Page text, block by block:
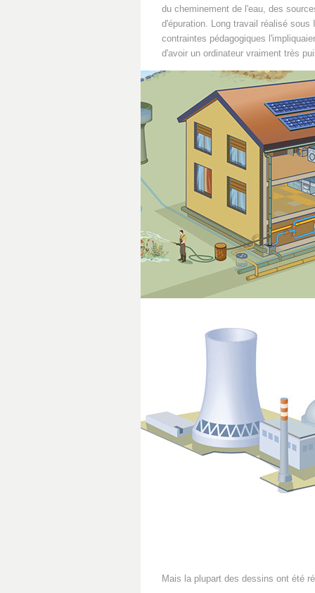
du cheminement de l'eau, des
d'épuration. Long travail réalisé
contraintes pédagogiques
d'avoir un ordinateur vraiment très
Mais la plupart des dessins ont été